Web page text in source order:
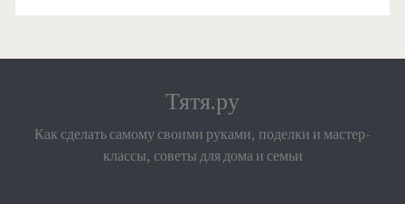
Тятя.ру
Как сделать самому своими руками, поделки и мастер-
классы, советы для дома и семьи